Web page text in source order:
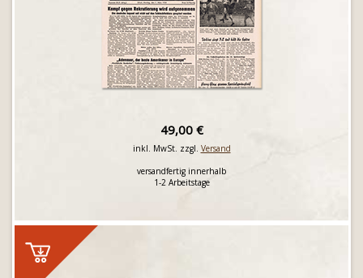
49,00 €
inkl. MwSt. zzgl. Versand
versandfertig innerhalb
1-2 Arbeitstage